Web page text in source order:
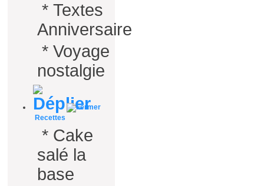
* Textes
Anniversaire
* Voyage
nostalgie
Recettes
* Cake
salé la
base